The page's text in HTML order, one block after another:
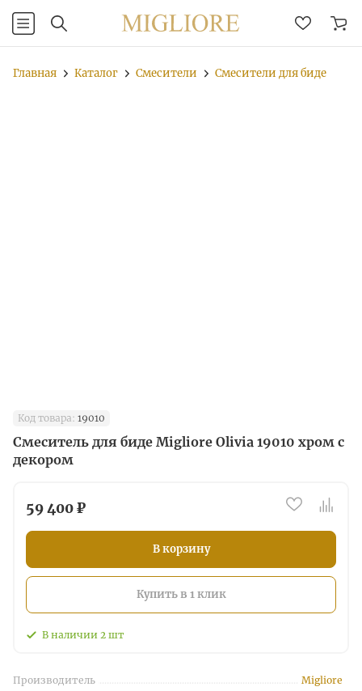
Главная Каталог Смесители Смесители для биде
Код товара: 19010
Смеситель для биде Migliore Olivia 19010 хром с
декором
59 400 ₽
В корзину
Купить в 1 клик
В наличии 2 шт
Производитель Migliore